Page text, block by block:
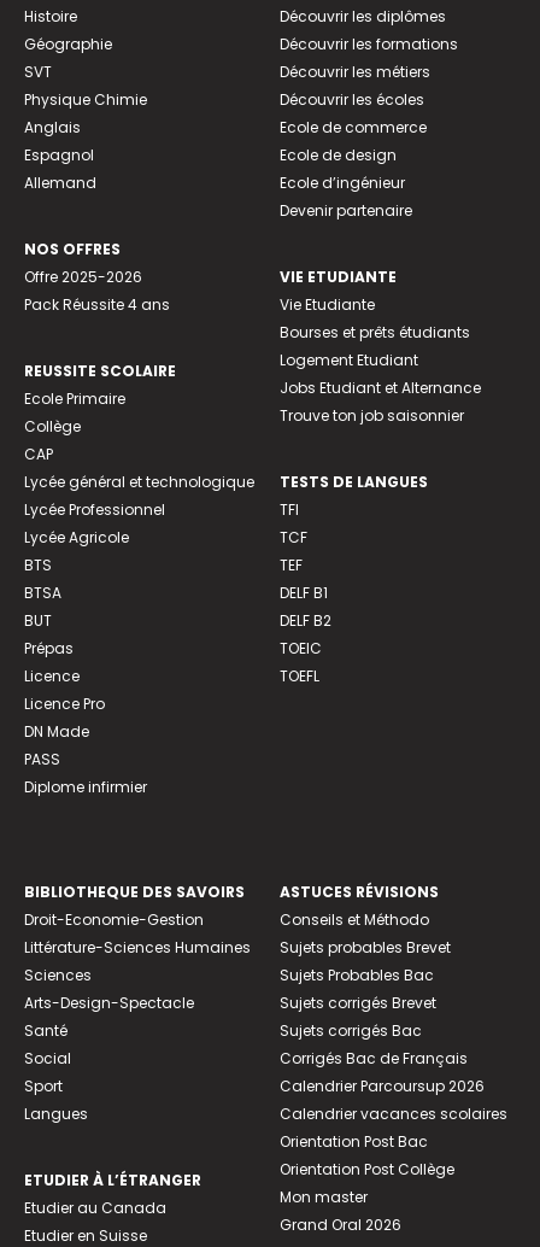
Histoire
Géographie
SVT
Physique Chimie
Anglais
Espagnol
Allemand
NOS OFFRES
Offre 2025-2026
Pack Réussite 4 ans
REUSSITE SCOLAIRE
Ecole Primaire
Collège
CAP
Lycée général et technologique
Lycée Professionnel
Lycée Agricole
BTS
BTSA
BUT
Prépas
Licence
Licence Pro
DN Made
PASS
Diplome infirmier
Découvrir les diplômes
Découvrir les formations
Découvrir les métiers
Découvrir les écoles
Ecole de commerce
Ecole de design
Ecole d’ingénieur
Devenir partenaire
VIE ETUDIANTE
Vie Etudiante
Bourses et prêts étudiants
Logement Etudiant
Jobs Etudiant et Alternance
Trouve ton job saisonnier
TESTS DE LANGUES
TFI
TCF
TEF
DELF B1
DELF B2
TOEIC
TOEFL
BIBLIOTHEQUE DES SAVOIRS
Droit-Economie-Gestion
Littérature-Sciences Humaines
Sciences
Arts-Design-Spectacle
Santé
Social
Sport
Langues
ETUDIER À L’ÉTRANGER
Etudier au Canada
Etudier en Suisse
ASTUCES RÉVISIONS
Conseils et Méthodo
Sujets probables Brevet
Sujets Probables Bac
Sujets corrigés Brevet
Sujets corrigés Bac
Corrigés Bac de Français
Calendrier Parcoursup 2026
Calendrier vacances scolaires
Orientation Post Bac
Orientation Post Collège
Mon master
Grand Oral 2026